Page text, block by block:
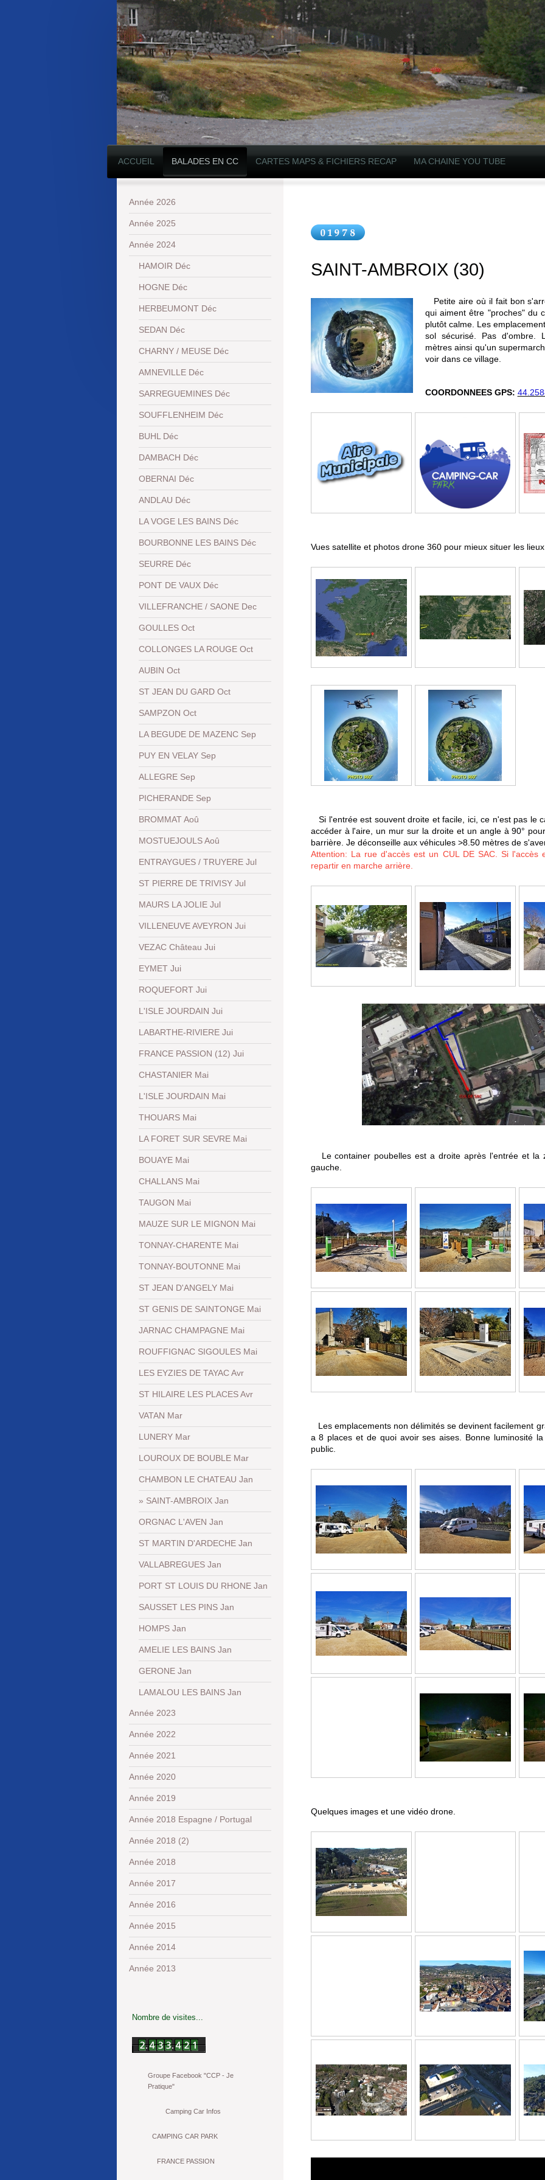
ACCUEIL BALADES EN CC CARTES MAPS & FICHIERS RECAP MA CHAINE YOU TUBE
SAINT-AMBROIX (30)
Petite aire où il fait bon
qui aiment être "proches" du
plutôt calme. Les
sol sécurisé. Pas d'ombre.
mètres ainsi qu'un
voir dans ce village.
COORDONNEES GPS:
Vues satellite et photos drone 360 pour mieux situer les
Si l'entrée est souvent droite et facile, ici, ce n'est pas le
accéder à l'aire, un mur sur la droite et un angle à 90°
barrière. Je déconseille aux véhicules >8.50 mètres de
Attention: La rue d'accès est un CUL DE SAC. Si l'accès
repartir en marche arrière.
Le container poubelles est a droite après l'entrée et la
gauche.
Les emplacements non délimités se devinent facilement
a 8 places et de quoi avoir ses aises. Bonne luminosité
public.
Quelques images et une vidéo drone.
Année 2026
Année 2025
Année 2024
HAMOIR Déc
HOGNE Déc
HERBEUMONT Déc
SEDAN Déc
CHARNY / MEUSE Déc
AMNEVILLE Déc
SARREGUEMINES Déc
SOUFFLENHEIM Déc
BUHL Déc
DAMBACH Déc
OBERNAI Déc
ANDLAU Déc
LA VOGE LES BAINS Déc
BOURBONNE LES BAINS Déc
SEURRE Déc
PONT DE VAUX Déc
VILLEFRANCHE / SAONE Dec
GOULLES Oct
COLLONGES LA ROUGE Oct
AUBIN Oct
ST JEAN DU GARD Oct
SAMPZON Oct
LA BEGUDE DE MAZENC Sep
PUY EN VELAY Sep
ALLEGRE Sep
PICHERANDE Sep
BROMMAT Aoû
MOSTUEJOULS Aoû
ENTRAYGUES / TRUYERE Jul
ST PIERRE DE TRIVISY Jul
MAURS LA JOLIE Jul
VILLENEUVE AVEYRON Jui
VEZAC Château Jui
EYMET Jui
ROQUEFORT Jui
L'ISLE JOURDAIN Jui
LABARTHE-RIVIERE Jui
FRANCE PASSION (12) Jui
CHASTANIER Mai
L'ISLE JOURDAIN Mai
THOUARS Mai
LA FORET SUR SEVRE Mai
BOUAYE Mai
CHALLANS Mai
TAUGON Mai
MAUZE SUR LE MIGNON Mai
TONNAY-CHARENTE Mai
TONNAY-BOUTONNE Mai
ST JEAN D'ANGELY Mai
ST GENIS DE SAINTONGE Mai
JARNAC CHAMPAGNE Mai
ROUFFIGNAC SIGOULES Mai
LES EYZIES DE TAYAC Avr
ST HILAIRE LES PLACES Avr
VATAN Mar
LUNERY Mar
LOUROUX DE BOUBLE Mar
CHAMBON LE CHATEAU Jan
SAINT-AMBROIX Jan
ORGNAC L'AVEN Jan
ST MARTIN D'ARDECHE Jan
VALLABREGUES Jan
PORT ST LOUIS DU RHONE Jan
SAUSSET LES PINS Jan
HOMPS Jan
AMELIE LES BAINS Jan
GERONE Jan
LAMALOU LES BAINS Jan
Année 2023
Année 2022
Année 2021
Année 2020
Année 2019
Année 2018 Espagne / Portugal
Année 2018 (2)
Année 2018
Année 2017
Année 2016
Année 2015
Année 2014
Année 2013
Nombre de visites...
Groupe Facebook "CCP - Je
Pratique"
Camping Car Infos
CAMPING CAR PARK
FRANCE PASSION